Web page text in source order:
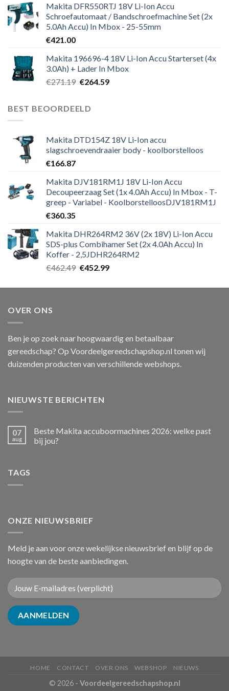
Makita DFR550RTJ 18V Li-Ion Accu
Schroefautomaat / Bandschroefmachine Set (2x
5.0Ah Accu) In Mbox - 25-55mm
€421.00
Makita 196696-4 18V Li-Ion Accu Starterset (4x
3.0Ah) + Lader In Mbox
€271.19 Oorspronkelijke
€271.19.
€264.59Huidige
BEST BEOORDEELD
Makita DTD154Z 18V Li-Ion accu
slagschroevendraaier body - koolborstelloos
€166.87
Makita DJV181RM1J 18V Li-Ion Accu
Decoupeerzaag Set (1x 4.0Ah Accu) In Mbox - T-
greep - Variabel - KoolborstelloosDJV181RM1J
€360.35
Makita DHR264RM2 36V (2x 18V) Li-Ion Accu
SDS-plus Combihamer Set (2x 4.0Ah Accu) In
Koffer - 2,5JDHR264RM2
€462.49 Oorspronkelijke
was:
€452.99Huidige
is:
OVER ONS
Ben je op zoek naar hoogwaardig en betaalbaar
gereedschap? Op Voordeelgereedschapshop.nl tonen wij
duizenden producten van verschillende webshops.
NIEUWSTE BERICHTEN
07
aug
Beste Makita accuboormachines 2026: welke past
bij jou?
TAGS
ONZE NIEUWSBRIEF
Meld je aan voor onze wekelijkse nieuwsbrief en blijf op de
hoogte van de beste aanbiedingen.
HOME CONTACT OVER ONS WEBSHOP NIEUWS
© 2026 - Voordeelgereedschapshop.nl